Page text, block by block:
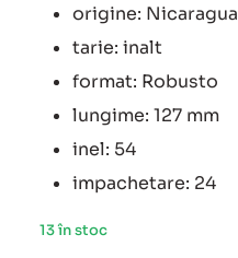
origine: Nicaragua
tarie: inalt
format: Robusto
lungime: 127 mm
inel: 54
impachetare: 24
13 în stoc